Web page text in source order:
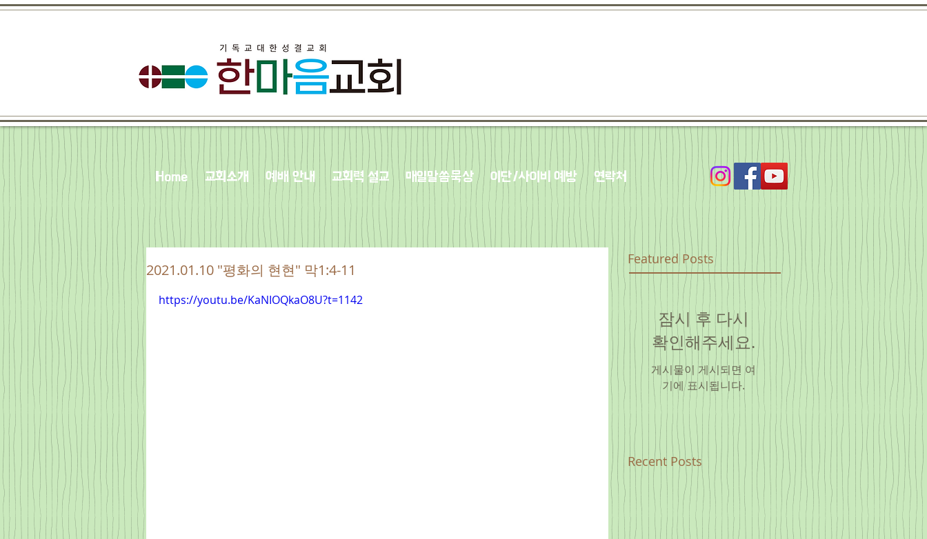
Home 교회소개 예배 안내 교회력 설교 매일말씀묵상 이단/사이비 예방 연락처
2021.01.10 "평화의 현현" 막1:4-11
https://youtu.be/KaNIOQkaO8U?t=1142
Featured Posts
잠시 후 다시
확인해주세요.
게시물이 게시되면 여
기에 표시됩니다.
Recent Posts